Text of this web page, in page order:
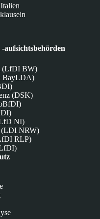
aufsichtsbehörden
(LfDI BW)
BayLDA)
(DSK)
NI)
(LDI NRW)
RLP)